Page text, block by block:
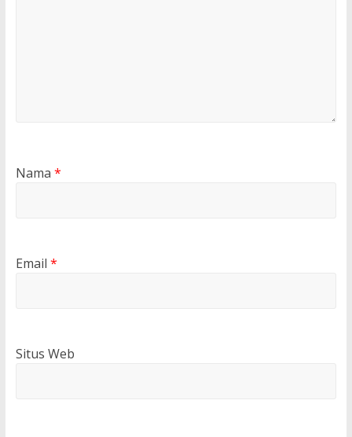
Nama *
Email *
Situs Web